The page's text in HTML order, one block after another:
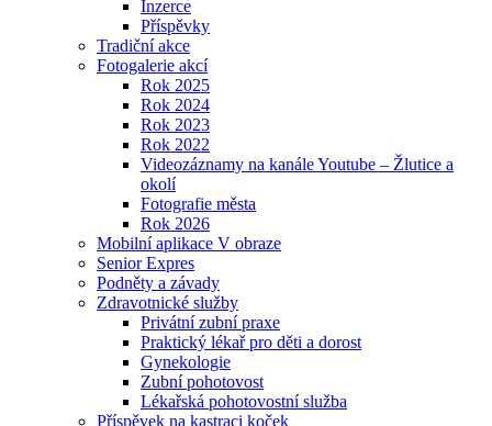
Inzerce
Příspěvky
Tradiční akce
Fotogalerie akcí
Rok 2025
Rok 2024
Rok 2023
Rok 2022
Videozáznamy na kanále Youtube – Žlutice a
okolí
Fotografie města
Rok 2026
Mobilní aplikace V obraze
Senior Expres
Podněty a závady
Zdravotnické služby
Privátní zubní praxe
Praktický lékař pro děti a dorost
Gynekologie
Zubní pohotovost
Lékařská pohotovostní služba
Příspěvek na kastraci koček